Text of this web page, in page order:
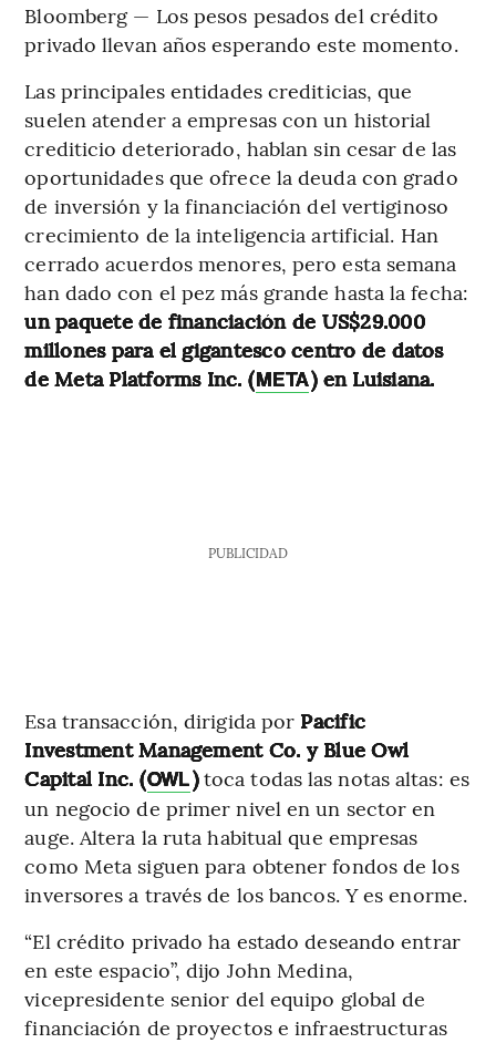
Bloomberg — Los pesos pesados del crédito
privado llevan años esperando este momento.
Las principales entidades crediticias, que
suelen atender a empresas con un historial
crediticio deteriorado, hablan sin cesar de las
oportunidades que ofrece la deuda con grado
de inversión y la financiación del vertiginoso
crecimiento de la inteligencia artificial. Han
cerrado acuerdos menores, pero esta semana
han dado con el pez más grande hasta la fecha:
un paquete de financiación de US$29.000
millones para el gigantesco centro de datos
de Meta Platforms Inc. (META) en Luisiana.
PUBLICIDAD
Esa transacción, dirigida por Pacific
Investment Management Co. y Blue Owl
Capital Inc. (OWL)toca todas las notas altas: es
un negocio de primer nivel en un sector en
auge. Altera la ruta habitual que empresas
como Meta siguen para obtener fondos de los
inversores a través de los bancos. Y es enorme.
“El crédito privado ha estado deseando entrar
en este espacio”, dijo John Medina,
vicepresidente senior del equipo global de
financiación de proyectos e infraestructuras